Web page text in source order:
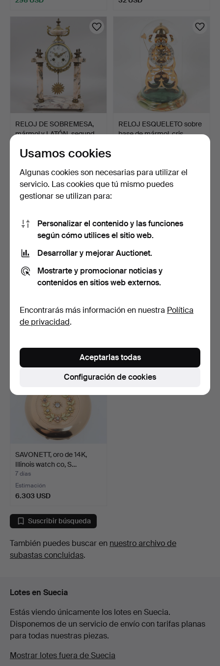
RELOJ DE SOBREMESA,
mármol y LATÓN, segund…
Estimación
RELOJ ESQUELETO sobre
base de mármol, cris…
5 días
1 puja
6 días
SAVONETT, oro de 14K,
Illinois watch co, S…
7 días
Estimación
6.303 USD
Suscribir búsqueda
También puedes buscar en nuestro archivo de
subastas concluidas.
Lotes en Suecia
Estás viendo únicamente los lotes en Suecia.
Disponemos de un servicio de envío con tarifas planas
para todas nuestras piezas.
Mostrar lotes fuera de Suecia
Usamos cookies
Algunas cookies son necesarias para utilizar el
servicio. Las cookies que tú mismo puedes
gestionar se utilizan para:
Personalizar el contenido y las funciones
según cómo utilices el sitio web.
Desarrollar y mejorar Auctionet.
Mostrarte y promocionar noticias y
contenidos en sitios web externos.
Encontrarás más información en nuestra Política
de privacidad.
Configuración de cookies
Aceptarlas todas